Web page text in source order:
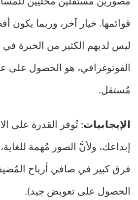
مُصورين مُستقلين محليين
قوائمها. خيار آخر، وربما يكون
ليس لديهم الكثير من الخبرة في
الفوتوغرافي، هو الحصول على
مُستقل.
الإيجابيات: تُوفر القدرة على
إبداعك، ولأنَّ الصور مُهمة
فرق كبير في صافي أرباح
الحصول على تعويض جيد).